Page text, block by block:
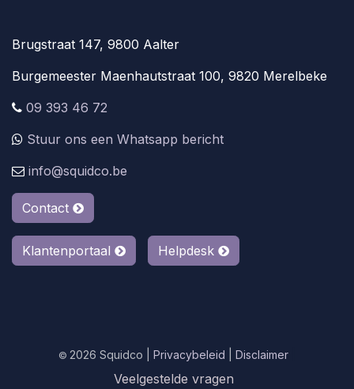
Brugstraat 147, 9800 Aalter
Burgemeester Maenhautstraat 100, 9820 Merelbeke
09 393 46 72
Stuur ons een Whatsapp bericht
info@squidco.be
Contact
Klantenportaal Helpdesk
© 2026 Squidco | Privacybeleid Disclaimer
Veelgestelde vragen